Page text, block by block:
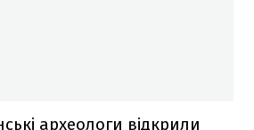
археологи відкрили